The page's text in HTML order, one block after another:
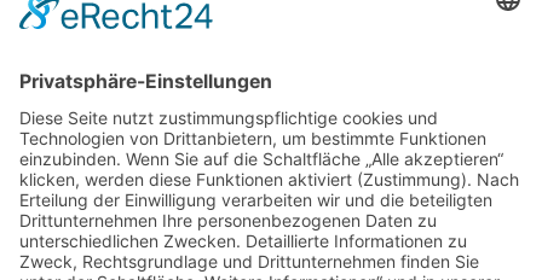
Jedes Kind wertschätzen!
Artikel
Artikel 2018
Artikel 2017
Artikel 2016
Artikel 2015
Artikel 2014
Artikel 2013
Artikel 2012